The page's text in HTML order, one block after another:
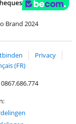
Brand 2024
Privacy
(FR)